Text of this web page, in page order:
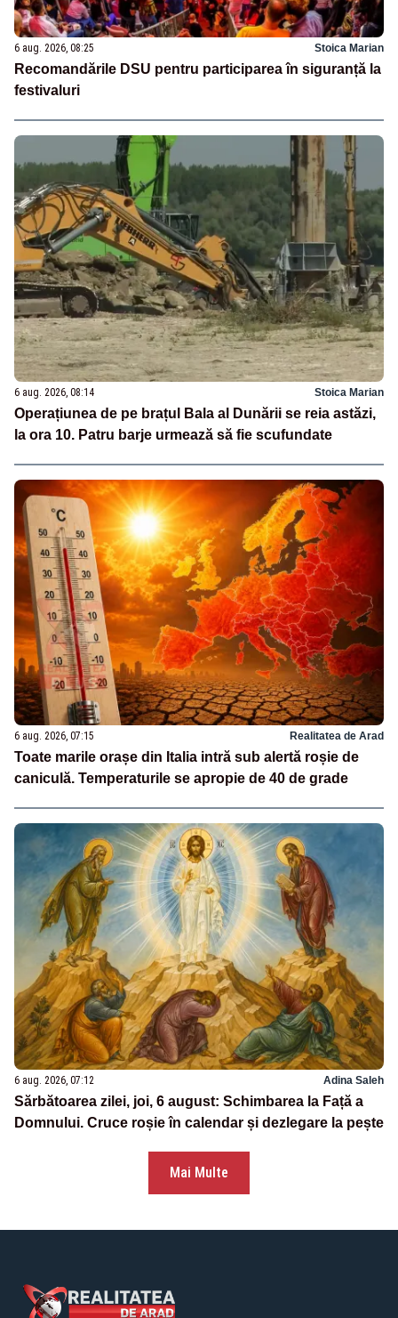
6 aug. 2026, 08:25 Stoica Marian
Recomandările DSU pentru participarea în siguranță la
festivaluri
6 aug. 2026, 08:14 Stoica Marian
Operațiunea de pe brațul Bala al Dunării se reia astăzi,
la ora 10. Patru barje urmează să fie scufundate
6 aug. 2026, 07:15 Realitatea de Arad
Toate marile orașe din Italia intră sub alertă roșie de
caniculă. Temperaturile se apropie de 40 de grade
6 aug. 2026, 07:12 Adina Saleh
Sărbătoarea zilei, joi, 6 august: Schimbarea la Față a
Domnului. Cruce roșie în calendar și dezlegare la pește
Mai Multe